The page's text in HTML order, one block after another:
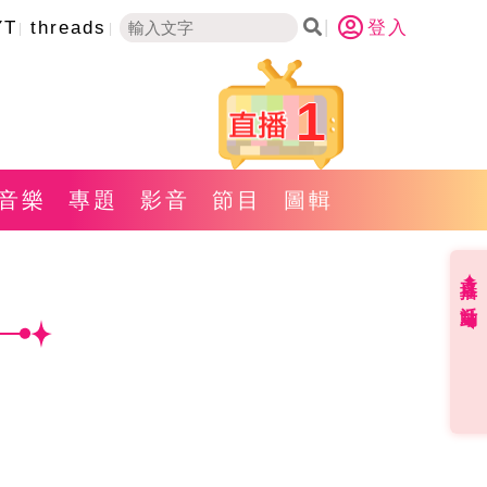
threads 登入
1
樂 專題 影音 節目 圖輯
直播✦活動